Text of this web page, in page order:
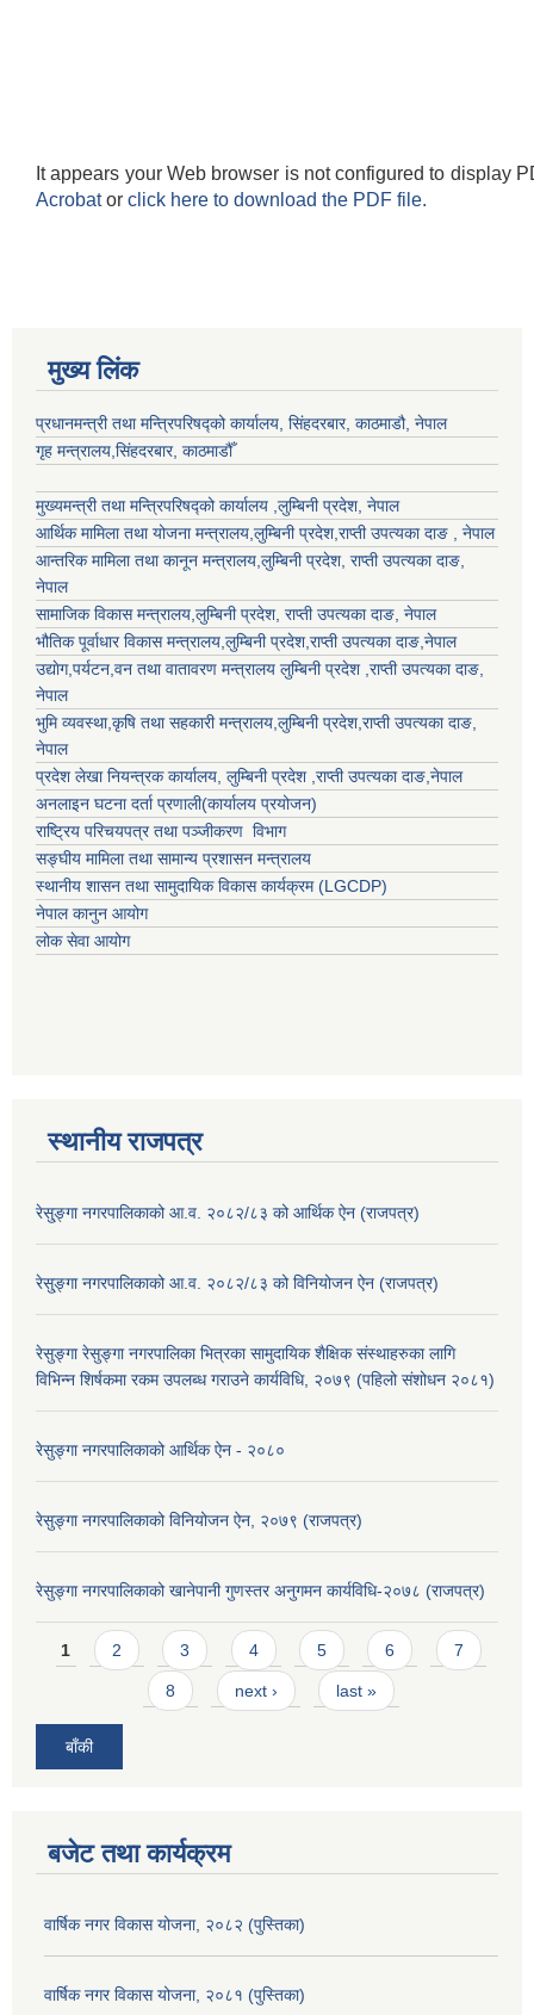
It appears your Web browser is not configured to display
Acrobator click here to download the PDF file.
मुख्य लिंक
प्रधानमन्त्री तथा मन्त्रिपरिषद्को कार्यालय, सिंहदरबार, काठमाडौ, नेपाल
गृह मन्त्रालय,सिंहदरबार, काठमाडौँ
मुख्यमन्त्री तथा मन्त्रिपरिषद्को कार्यालय ,लुम्बिनी प्रदेश, नेपाल
आर्थिक मामिला तथा योजना मन्त्रालय,लुम्बिनी प्रदेश,राप्ती उपत्यका दाङ , नेपाल
आन्तरिक मामिला तथा कानून मन्त्रालय,लुम्बिनी प्रदेश, राप्ती उपत्यका दाङ,
नेपाल
सामाजिक विकास मन्त्रालय,लुम्बिनी प्रदेश, राप्ती उपत्यका दाङ, नेपाल
भौतिक पूर्वाधार विकास मन्त्रालय,लुम्बिनी प्रदेश,राप्ती उपत्यका दाङ,नेपाल
उद्याेग,पर्यटन,वन तथा वातावरण मन्त्रालय लुम्बिनी प्रदेश ,राप्ती उपत्यका दाङ,
नेपाल
भुमि व्यवस्था,कृषि तथा सहकारी मन्त्रालय,लुम्बिनी प्रदेश,राप्ती उपत्यका दाङ,
नेपाल
प्रदेश लेखा नियन्त्रक कार्यालय, लुम्बिनी प्रदेश ,राप्ती उपत्यका दाङ,नेपाल
अनलाइन घटना दर्ता प्रणाली(कार्यालय प्रयोजन)
राष्ट्रिय परिचयपत्र तथा पञ्जीकरण विभाग
सङ्घीय मामिला तथा सामान्य प्रशासन मन्त्रालय
स्थानीय शासन तथा सामुदायिक विकास कार्यक्रम (LGCDP)
नेपाल कानुन आयोग
लोक सेवा आयोग
स्थानीय राजपत्र
रेसु्ङ्गा नगरपालिकाको आ.व. २०८२/८३ को आर्थिक ऐन (राजपत्र)
रेसु्ङ्गा नगरपालिकाको आ.व. २०८२/८३ को विनियोजन ऐन (राजपत्र)
रेसुङ्गा रेसुङ्गा नगरपालिका भित्रका सामुदायिक शैक्षिक संस्थाहरुका लागि
विभिन्न शिर्षकमा रकम उपलब्ध गराउने कार्यविधि, २०७९ (पहिलो संशोधन २०८१)
रेसुङ्गा नगरपालिकाको आर्थिक ऐन - २०८०
रेसुङ्गा नगरपालिकाको विनियोजन ऐन, २०७९ (राजपत्र)
रेसुङ्गा नगरपालिकाको खानेपानी गुणस्तर अनुगमन कार्यविधि-२०७८ (राजपत्र)
Pages
1 2 3 4 5 6 7
8 next › last »
बाँकी
बजेट तथा कार्यक्रम
वार्षिक नगर विकास योजना, २०८२ (पुस्तिका)
वार्षिक नगर विकास योजना, २०८१ (पुस्तिका)